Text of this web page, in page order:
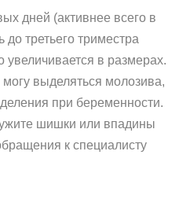
дней (активнее всего в
третьего триместра
увеличивается в размерах.
выделяться молозива,
при беременности.
шишки или впадины
к специалисту